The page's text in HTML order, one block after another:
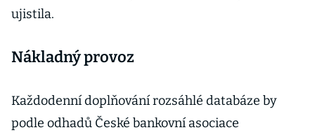
ujistila.
Nákladný provoz
Každodenní doplňování rozsáhlé databáze by
podle odhadů České bankovní asociace